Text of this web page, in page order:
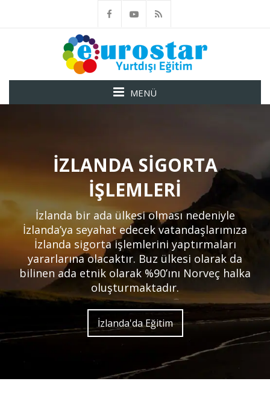
MENÜ
İZLANDA SIGORTA
İŞLEMLERI
İzlanda bir ada ülkesi olması nedeniyle
İzlanda’ya seyahat edecek vatandaşlarımıza
İzlanda sigorta işlemlerini yaptırmaları
yararlarına olacaktır. Buz ülkesi olarak da
bilinen ada etnik olarak %90’ını Norveç halka
oluşturmaktadır.
İzlanda'da Eğitim